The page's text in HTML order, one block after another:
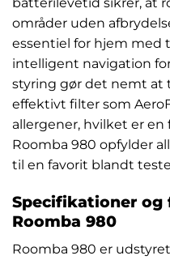
batterilevetid sikrer, at
områder uden
essentiel for hjem
intelligent navigation
styring gør det nemt at
effektivt filter som
allergener, hvilket er en
Roomba 980 opfylder
til en favorit blandt
Specifikationer
Roomba 980
Roomba 980 er